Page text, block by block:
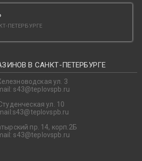
ПЕТЕРБУРГЕ
В САНКТ-ПЕТЕРБУРГЕ
ул. 3
s43@teplovspb.ru
ул. 10
пр. 14, корп.2Б
s43@teplovspb.ru